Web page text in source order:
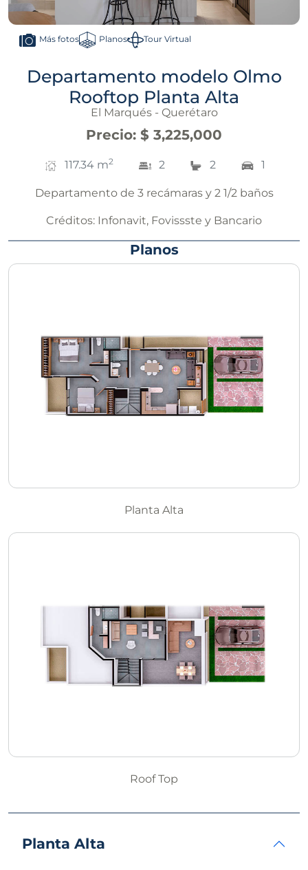
Más fotos Planos Tour Virtual
Departamento modelo Olmo
Rooftop Planta Alta
El Marqués - Querétaro
Precio: $ 3,225,000
117.34 m2 2 2 1
Departamento de 3 recámaras y 2 1/2 baños
Créditos: Infonavit, Fovissste y Bancario
Planos
Planta Alta
Roof Top
Planta Alta